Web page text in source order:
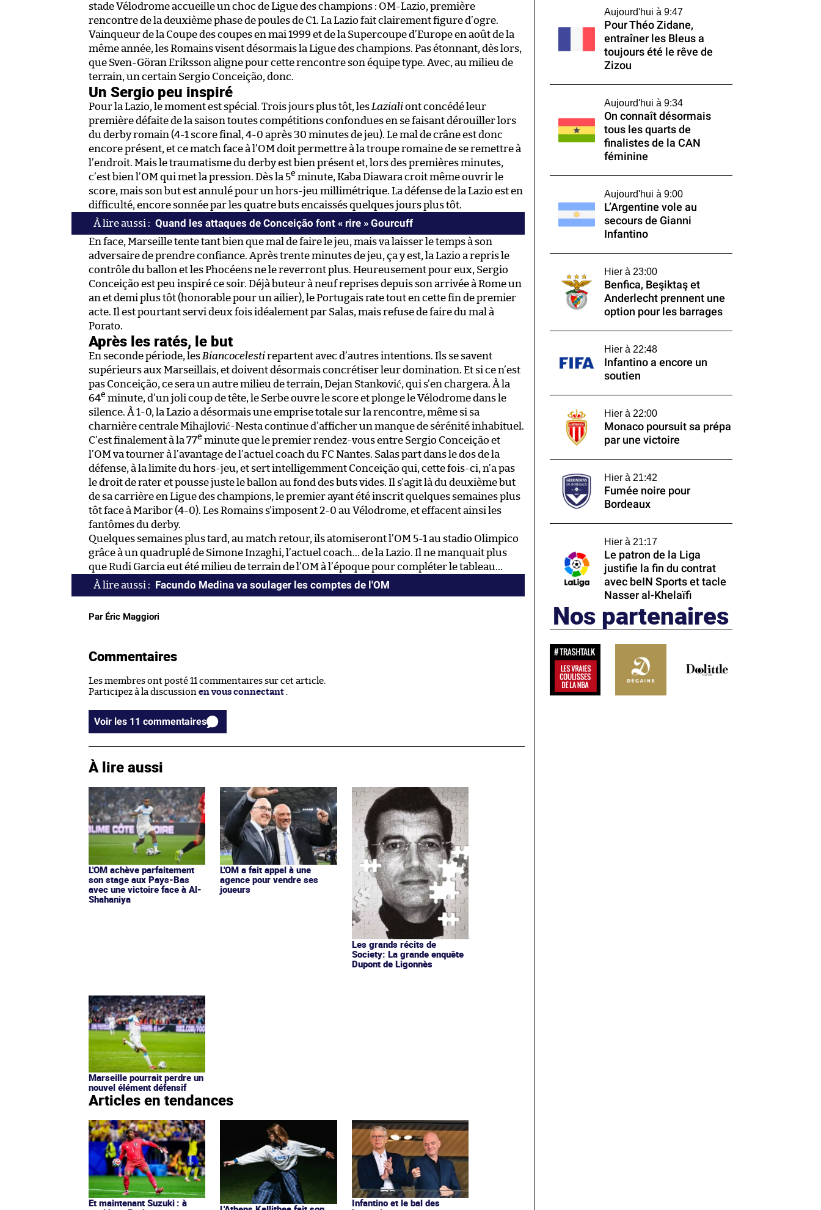
stade Vélodrome accueille un choc de Ligue des champions : OM-Lazio, première
rencontre de la deuxième phase de poules de C1. La Lazio fait clairement figure d’ogre.
Vainqueur de la Coupe des coupes en mai 1999 et de la Supercoupe d’Europe en août de la
même année, les Romains visent désormais la Ligue des champions. Pas étonnant, dès lors,
que Sven-Göran Eriksson aligne pour cette rencontre son équipe type. Avec, au milieu de
terrain, un certain Sergio Conceição, donc.
Un Sergio peu inspiré
Pour la Lazio, le moment est spécial. Trois jours plus tôt, les Lazialiont concédé leur
première défaite de la saison toutes compétitions confondues en se faisant dérouiller lors
du derby romain (4-1 score final, 4-0 après 30 minutes de jeu). Le mal de crâne est donc
encore présent, et ce match face à l’OM doit permettre à la troupe romaine de se remettre à
l’endroit. Mais le traumatisme du derby est bien présent et, lors des premières minutes,
c’est bien l’OM qui met la pression. Dès la 5e minute, Kaba Diawara croit même ouvrir le
score, mais son but est annulé pour un hors-jeu millimétrique. La défense de la Lazio est en
difficulté, encore sonnée par les quatre buts encaissés quelques jours plus tôt.
Quand les attaques de Conceição font « rire » Gourcuff
En face, Marseille tente tant bien que mal de faire le jeu, mais va laisser le temps à son
adversaire de prendre confiance. Après trente minutes de jeu, ça y est, la Lazio a repris le
contrôle du ballon et les Phocéens ne le reverront plus. Heureusement pour eux, Sergio
Conceição est peu inspiré ce soir. Déjà buteur à neuf reprises depuis son arrivée à Rome un
an et demi plus tôt (honorable pour un ailier), le Portugais rate tout en cette fin de premier
acte. Il est pourtant servi deux fois idéalement par Salas, mais refuse de faire du mal à
Porato.
Après les ratés, le but
En seconde période, les Biancocelestirepartent avec d’autres intentions. Ils se savent
supérieurs aux Marseillais, et doivent désormais concrétiser leur domination. Et si ce n’est
pas Conceição, ce sera un autre milieu de terrain, Dejan Stanković, qui s’en chargera. À la
64e minute, d’un joli coup de tête, le Serbe ouvre le score et plonge le Vélodrome dans le
silence. À 1-0, la Lazio a désormais une emprise totale sur la rencontre, même si sa
charnière centrale Mihajlović-Nesta continue d’afficher un manque de sérénité inhabituel.
C’est finalement à la 77e minute que le premier rendez-vous entre Sergio Conceição et
l’OM va tourner à l’avantage de l’actuel coach du FC Nantes. Salas part dans le dos de la
défense, à la limite du hors-jeu, et sert intelligemment Conceição qui, cette fois-ci, n’a pas
le droit de rater et pousse juste le ballon au fond des buts vides. Il s’agit là du deuxième but
de sa carrière en Ligue des champions, le premier ayant été inscrit quelques semaines plus
tôt face à Maribor (4-0). Les Romains s’imposent 2-0 au Vélodrome, et effacent ainsi les
fantômes du derby.
Quelques semaines plus tard, au match retour, ils atomiseront l’OM 5-1 au stadio Olimpico
grâce à un quadruplé de Simone Inzaghi, l’actuel coach… de la Lazio. Il ne manquait plus
que Rudi Garcia eut été milieu de terrain de l’OM à l’époque pour compléter le tableau…
Facundo Medina va soulager les comptes de l'OM
Par Éric Maggiori
Commentaires
Les membres ont posté 11 commentaires sur cet article.
Participez à la discussion en vous connectant
Voir les 11 commentaires
À lire aussi
L'OM achève parfaitement
son stage aux Pays-Bas
avec une victoire face à Al-
Shahaniya
L'OM a fait appel à une
agence pour vendre ses
joueurs
Les grands récits de
Society: La grande enquête
Dupont de Ligonnès
Marseille pourrait perdre un
nouvel élément défensif
Articles en tendances
Et maintenant Suzuki : à
Infantino et le bal des
Aujourd'hui à 9:47
Pour Théo Zidane,
entraîner les Bleus a
toujours été le rêve de
Zizou
Aujourd'hui à 9:34
On connaît désormais
tous les quarts de
finalistes de la CAN
féminine
Aujourd'hui à 9:00
L’Argentine vole au
secours de Gianni
Infantino
Hier à 23:00
Benfica, Beşiktaş et
Anderlecht prennent une
option pour les barrages
Hier à 22:48
Infantino a encore un
soutien
Hier à 22:00
Monaco poursuit sa prépa
par une victoire
Hier à 21:42
Fumée noire pour
Bordeaux
Hier à 21:17
Le patron de la Liga
justifie la fin du contrat
avec beIN Sports et tacle
Nasser al-Khelaïfi
Nos partenaires